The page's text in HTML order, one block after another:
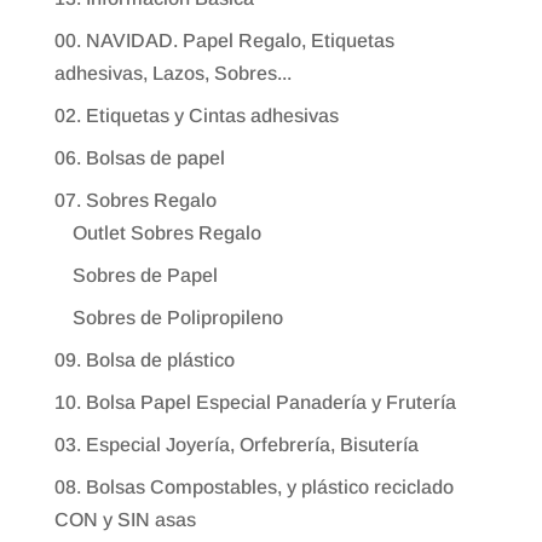
00. NAVIDAD. Papel Regalo, Etiquetas
adhesivas, Lazos, Sobres...
02. Etiquetas y Cintas adhesivas
06. Bolsas de papel
07. Sobres Regalo
Outlet Sobres Regalo
Sobres de Papel
Sobres de Polipropileno
09. Bolsa de plástico
10. Bolsa Papel Especial Panadería y Frutería
03. Especial Joyería, Orfebrería, Bisutería
08. Bolsas Compostables, y plástico reciclado
CON y SIN asas